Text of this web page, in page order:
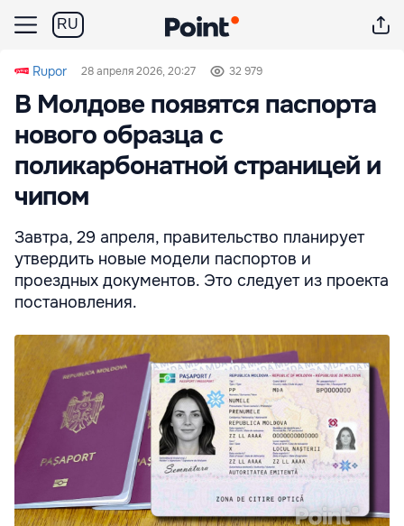
RU
Rupor 28 апреля 2026, 20:27 32 979
В Молдове появятся паспорта
нового образца с
поликарбонатной страницей и
чипом
Завтра, 29 апреля, правительство планирует
утвердить новые модели паспортов и
проездных документов. Это следует из проекта
постановления.